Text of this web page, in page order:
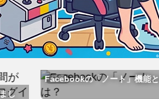
話題
Facebookの「ノート」機能とは？